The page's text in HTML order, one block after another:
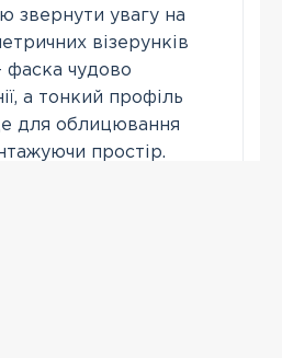
звернути увагу на
візерунків
фаска чудово
а тонкий профіль
для облицювання
простір.